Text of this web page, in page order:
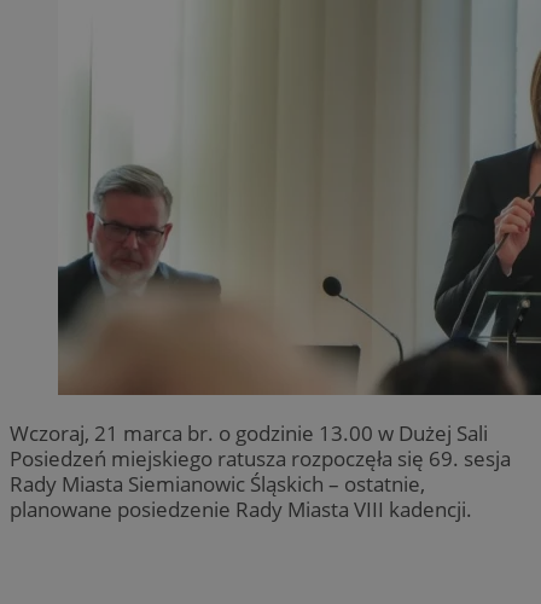
Wczoraj, 21 marca br. o godzinie 13.00 w Dużej Sali
Posiedzeń miejskiego ratusza rozpoczęła się 69. sesja
Rady Miasta Siemianowic Śląskich – ostatnie,
planowane posiedzenie Rady Miasta VIII kadencji.